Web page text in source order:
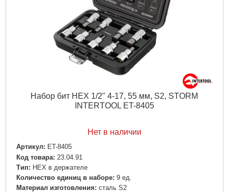
Набор бит HEX 1/2" 4-17, 55 мм, S2, STORM
INTERTOOL ET-8405
Нет в наличии
Артикул: ET-8405
Код товара: 23.04.91
Tип: HEX в держателе
Количество единиц в наборе: 9 ед.
Материал изготовления: сталь S2